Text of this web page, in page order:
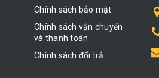
Chính sách bảo mật
Chính sách vận chuyển
và thanh toán
Chính sách đổi trả